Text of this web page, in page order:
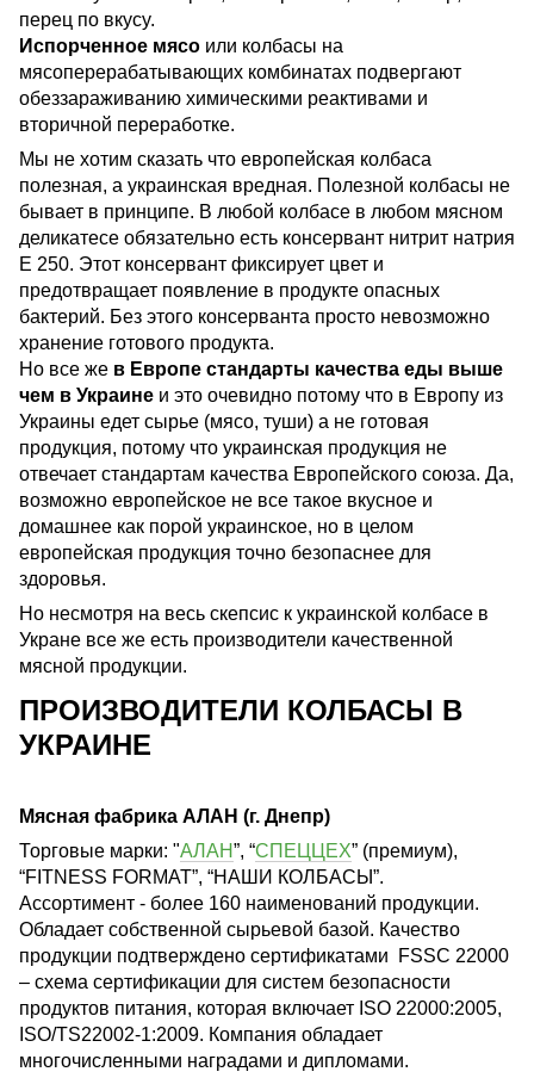
пеpец по вкyсy.
Испорченное мясо или колбасы на
мясоперерабатывающих комбинатах подвергают
обеззараживанию химическими реактивами и
вторичной переработке.
Мы не хотим сказать что европейская колбаса
полезная, а украинская вредная. Полезной колбасы не
бывает в принципе. В любой колбасе в любом мясном
деликатесе обязательно есть консервант нитрит натрия
Е 250. Этот консервант фиксирует цвет и
предотвращает появление в продукте опасных
бактерий. Без этого консерванта просто невозможно
хранение готового продукта.
Но все же в Европе стандарты качества еды выше
чем в Украине и это очевидно потому что в Европу из
Украины едет сырье (мясо, туши) а не готовая
продукция, потому что украинская продукция не
отвечает стандартам качества Европейского союза. Да,
возможно европейское не все такое вкусное и
домашнее как порой украинское, но в целом
европейская продукция точно безопаснее для
здоровья.
Но несмотря на весь скепсис к украинской колбасе в
Укране все же есть производители качественной
мясной продукции.
ПРОИЗВОДИТЕЛИ КОЛБАСЫ В
УКРАИНЕ
Мясная фабрика АЛАН (г. Днепр)
Торговые марки: "АЛАН”, “СПЕЦЦЕХ” (премиум),
“FITNESS FORMAT”, “НАШИ КОЛБАСЫ”.
Ассортимент - более 160 наименований продукции.
Обладает собственной сырьевой базой. Качество
продукции подтверждено сертификатами FSSC 22000
– схема сертификации для систем безопасности
продуктов питания, которая включает ISO 22000:2005,
ISO/TS22002-1:2009. Компания обладает
многочисленными наградами и дипломами.